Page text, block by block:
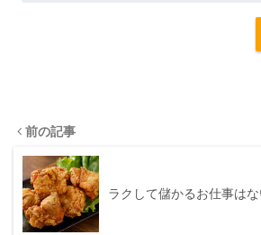
前の記事
ラクして儲かるお仕事は